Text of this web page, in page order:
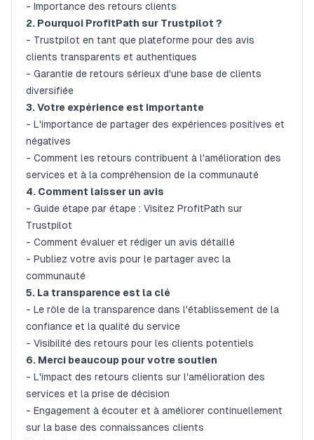
- Importance des retours clients
2. Pourquoi ProfitPath sur Trustpilot ?
- Trustpilot en tant que plateforme pour des avis
clients transparents et authentiques
- Garantie de retours sérieux d'une base de clients
diversifiée
3. Votre expérience est importante
- L'importance de partager des expériences positives et
négatives
- Comment les retours contribuent à l'amélioration des
services et à la compréhension de la communauté
4. Comment laisser un avis
- Guide étape par étape : Visitez ProfitPath sur
Trustpilot
- Comment évaluer et rédiger un avis détaillé
- Publiez votre avis pour le partager avec la
communauté
5. La transparence est la clé
- Le rôle de la transparence dans l'établissement de la
confiance et la qualité du service
- Visibilité des retours pour les clients potentiels
6. Merci beaucoup pour votre soutien
- L'impact des retours clients sur l'amélioration des
services et la prise de décision
- Engagement à écouter et à améliorer continuellement
sur la base des connaissances clients